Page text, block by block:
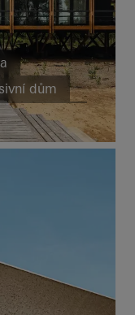
dům
Okna
ochrana